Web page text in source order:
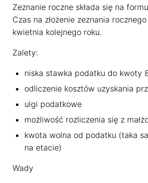
Zeznanie roczne składa się na
Czas na złożenie zeznania
kwietnia kolejnego roku.
Zalety:
niska stawka podatku do kwoty
odliczenie kosztów uzyskania
ulgi podatkowe
możliwość rozliczenia się z
kwota wolna od podatku (taka
na etacie)
Wady